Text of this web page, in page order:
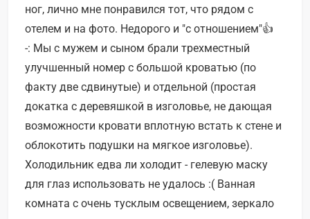
ног, лично мне понравился тот, что рядом с
отелем и на фото. Недорого и "с отношением"👍
-: Мы с мужем и сыном брали трехместный
улучшенный номер с большой кроватью (по
факту две сдвинутые) и отдельной (простая
докатка с деревяшкой в изголовье, не дающая
возможности кровати вплотную встать к стене и
облокотить подушки на мягкое изголовье).
Холодильник едва ли холодит - гелевую маску
для глаз использовать не удалось :( Ванная
комната с очень тусклым освещением, зеркало